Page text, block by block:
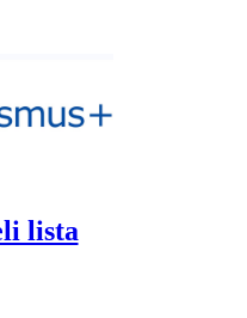
lista